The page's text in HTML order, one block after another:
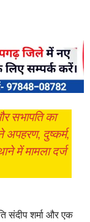
सभापति का
अपहरण, दुष्कर्म,
में मामला दर्ज
संदीप शर्मा और एक